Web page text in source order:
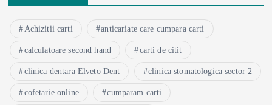
Achizitii carti anticariate care cumpara carti
calculatoare second hand carti de citit
clinica dentara Elveto Dent clinica stomatologica sector 2
cofetarie online cumparam carti